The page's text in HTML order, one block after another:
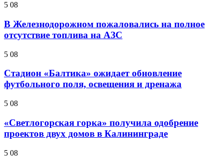
5 08
В Железнодорожном пожаловались на полное
отсутствие топлива на АЗС
5 08
Стадион «Балтика» ожидает обновление
футбольного поля, освещения и дренажа
5 08
«Светлогорская горка» получила одобрение
проектов двух домов в Калининграде
5 08